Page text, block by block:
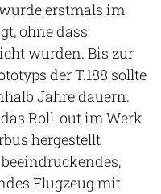
erstmals im
ohne dass
wurden. Bis zur
der T.188 sollte
Jahre dauern.
Roll-out im Werk
hergestellt
Flugzeug mit